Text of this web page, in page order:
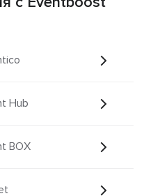
Hub
BOX